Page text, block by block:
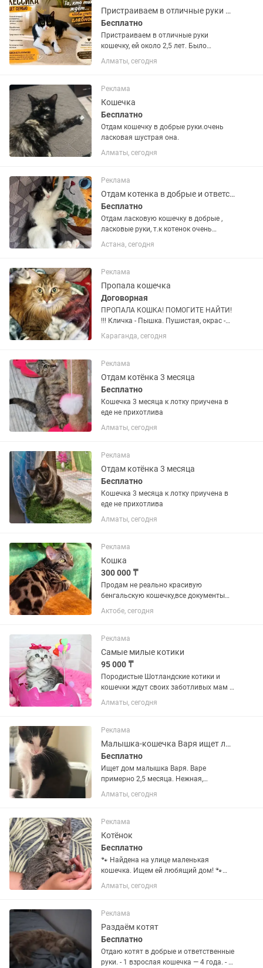
Пристраиваем в отличные руки кошечку. Ласкуша, стерилизована
Бесплатно
Пристраиваем в отличные руки
кошечку, ей около 2,5 лет. Было
потомство, сейчас стерилизованна,
отлично знает лоток, любит и сухой и
обниматься. Нужны заботливые и...
Алматы, сегодня
Реклама
Кошечка
Бесплатно
Отдам кошечку в добрые руки.очень
ласковая шустрая она.
Алматы, сегодня
Реклама
Отдам котенка в добрые и ответственные руки
Бесплатно
Отдам ласковую кошечку в добрые ,
ласковые руки, т.к котенок очень
ручной, игривый и ласковый. 4-5
месяца, активная, контактная, не
возрасту и смешная, ласковая,...
Астана, сегодня
Реклама
Пропала кошечка
Договорная
ПРОПАЛА КОШКА! ПОМОГИТЕ НАЙТИ!
!!! Кличка - Пышка. Пушистая, окрас -
коричневый (с рыжими пятнами).
Пропала с ул. Можайского- 9. Любую
питомца просим сообщить по...
Караганда, сегодня
Реклама
Отдам котёнка 3 месяца
Бесплатно
Кошечка 3 месяца к лотку приучена в
еде не прихотлива
Алматы, сегодня
Реклама
Отдам котёнка 3 месяца
Бесплатно
Кошечка 3 месяца к лотку приучена в
еде не прихотлива
Алматы, сегодня
Реклама
Кошка
300 000 ₸
Продам не реально красивую
бенгальскую кошечку,все документы
имеются паспорт о вакцинах..кошка
привита, и стерилизованна..приучена к
который отдам в подарок..кушает...
Актобе, сегодня
Реклама
Самые милые котики
95 000 ₸
Породистые Шотландские котики и
кошечки ждут своих заботливых мам и
пап. Яркие мраморные окрасы на
серебре. Рисунок четкий, ровный,
умные парниши и девчули знают...
Алматы, сегодня
Реклама
Малышка-кошечка Варя ищет любящую семью.
Бесплатно
Ищет дом малышка Варя. Варе
примерно 2,5 месяца. Нежная,
ласковая и любопытная девочка,
которой очень нужен свой человек и
от паразитов и вакцинирована. Ищем
для...
Алматы, сегодня
Реклама
Котёнок
Бесплатно
🐾 Найдена на улице маленькая
кошечка. Ищем ей любящий дом! 🐾
Эта очаровательная полосатая
девочка была найдена на улице.
ждёт свою семью. Малышка ласковая,
добрая,...
Алматы, сегодня
Реклама
Раздаём котят
Бесплатно
Отдаю котят в добрые и ответственные
руки. - 1 взрослая кошечка — 4 года. - 1